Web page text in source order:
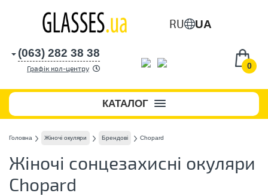
RU UA
0
(063) 282 38 38
Графік кол-центру
КАТАЛОГ
Головна Жіночі окуляри Брендові Chopard
Жіночі сонцезахисні окуляри
Chopard